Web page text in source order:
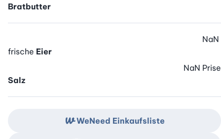
Bratbutter
frische Eier
NaN
Salz
NaN Prise
WeNeed Einkaufsliste